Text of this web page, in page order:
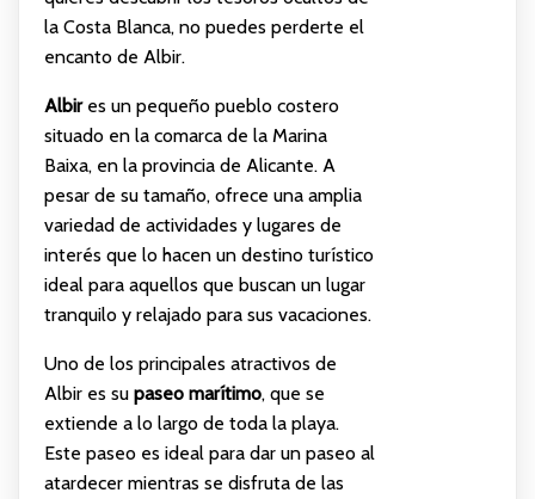
la Costa Blanca, no puedes perderte el
encanto de Albir.
Albires un pequeño pueblo costero
situado en la comarca de la Marina
Baixa, en la provincia de Alicante. A
pesar de su tamaño, ofrece una amplia
variedad de actividades y lugares de
interés que lo hacen un destino turístico
ideal para aquellos que buscan un lugar
tranquilo y relajado para sus vacaciones.
Uno de los principales atractivos de
Albir es su paseo marítimo, que se
extiende a lo largo de toda la playa.
Este paseo es ideal para dar un paseo al
atardecer mientras se disfruta de las